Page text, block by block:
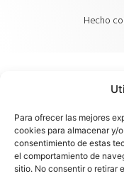
Para ofrecer las mejores
cookies para almacenar y/
consentimiento de estas
el comportamiento de
sitio. No consentir o retirar
Hecho